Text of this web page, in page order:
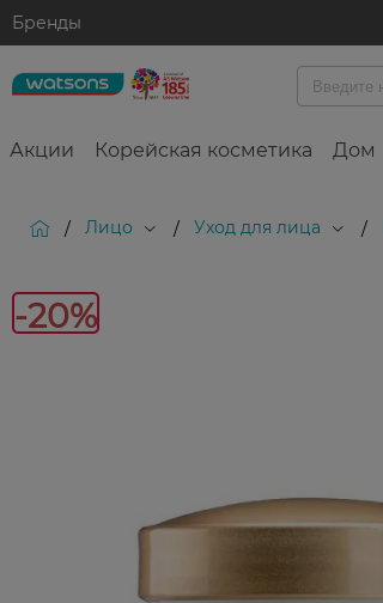
Бренды
Акции Корейская косметика Дом
/ Лицо / Уход для лица /
-20%